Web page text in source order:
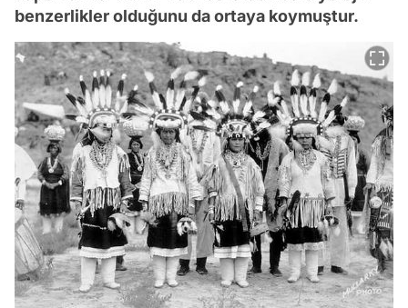
benzerlikler olduğunu da ortaya koymuştur.